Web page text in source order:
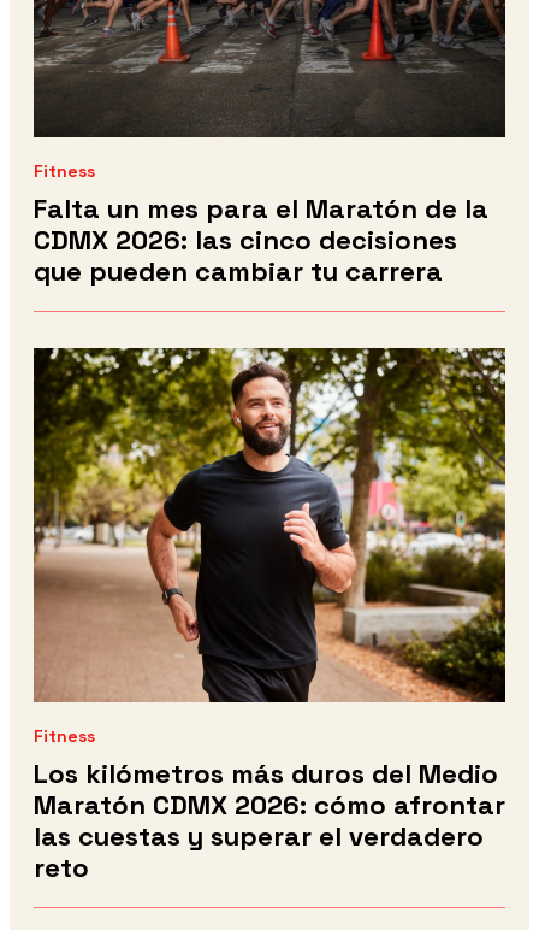
Fitness
Falta un mes para el Maratón de la
CDMX 2026: las cinco decisiones
que pueden cambiar tu carrera
Fitness
Los kilómetros más duros del Medio
Maratón CDMX 2026: cómo afrontar
las cuestas y superar el verdadero
reto